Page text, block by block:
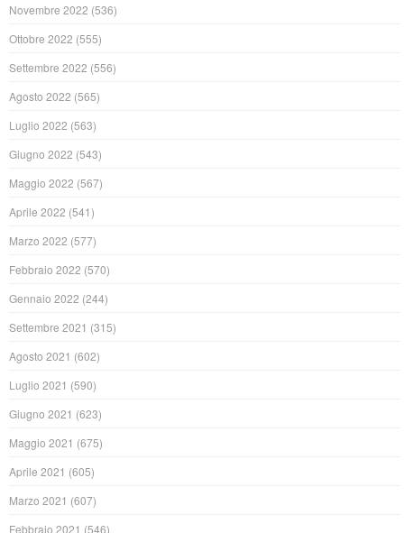
Novembre 2022 (536)
Ottobre 2022 (555)
Settembre 2022 (556)
Agosto 2022 (565)
Luglio 2022 (563)
Giugno 2022 (543)
Maggio 2022 (567)
Aprile 2022 (541)
Marzo 2022 (577)
Febbraio 2022 (570)
Gennaio 2022 (244)
Settembre 2021 (315)
Agosto 2021 (602)
Luglio 2021 (590)
Giugno 2021 (623)
Maggio 2021 (675)
Aprile 2021 (605)
Marzo 2021 (607)
Febbraio 2021 (546)